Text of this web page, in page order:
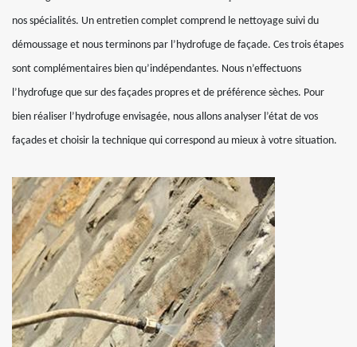
nos spécialités. Un entretien complet comprend le nettoyage suivi du
démoussage et nous terminons par l’hydrofuge de façade. Ces trois étapes
sont complémentaires bien qu’indépendantes. Nous n’effectuons
l’hydrofuge que sur des façades propres et de préférence sèches. Pour
bien réaliser l’hydrofuge envisagée, nous allons analyser l’état de vos
façades et choisir la technique qui correspond au mieux à votre situation.